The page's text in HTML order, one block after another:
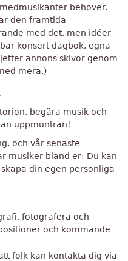
behöver.
den framtida
med det, men idéer
konsert dagbok, egna
annons skivor genom
mera.)
begära musik och
uppmuntran!
och vår senaste
musiker bland er: Du kan
din egen personliga
fotografera och
och kommande
folk kan kontakta dig via